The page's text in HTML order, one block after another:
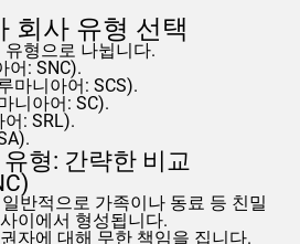
회사 유형 선택
형으로 나뉩니다.
어: SNC).
마니아어: SCS).
니아어: SC).
: SRL).
형: 간략한 비교
반적으로 가족이나 동료 등 친밀
이에서 형성됩니다.
자에 대해 무한 책임을 집니다.